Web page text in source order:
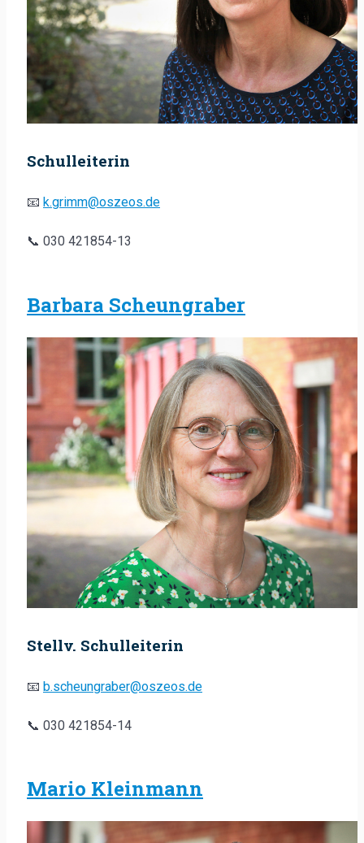
Schulleiterin
📧 k.grimm@oszeos.de
📞 030 421854-13
Barbara Scheungraber
Stellv. Schulleiterin
📧 b.scheungraber@oszeos.de
📞 030 421854-14
Mario Kleinmann